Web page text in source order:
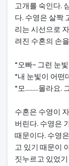
고개를 숙인다.
다. 수영은 살짝
리는 시선으로
려진 수혼의 손
“오빠~ 그런 눈
“내 눈빛이 어떤
“모.........몰라요.
수혼은 수영이
버린다. 수영은
때문이다. 수영
고 있기 때문이
짓누르고 있었